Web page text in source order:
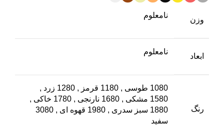
وزن
نامعلوم
ابعاد
نامعلوم
رنگ
1080 طوسی , 1180 قرمز , 1280 زرد
,
1580 مشکی
, 1680 نارنجی , 1780 خاکی
,
1880 سبز سدری
, 1980 قهوه ای ,
3080
سفید